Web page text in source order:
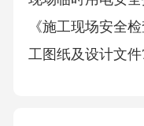
《施工现场安全
工图纸及设计文件